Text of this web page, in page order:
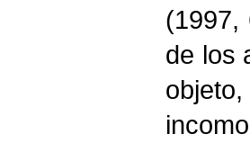
(1997,
de los